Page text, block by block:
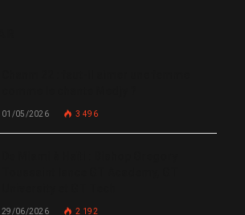
01/05/2026 3 496
29/06/2026 2 192